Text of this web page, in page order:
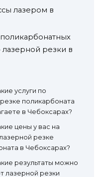
лазером в
резки в
услуги по
поликарбоната
в Чебоксарах?
цены у вас на
резке
в Чебоксарах?
результаты можно
лазерной резки